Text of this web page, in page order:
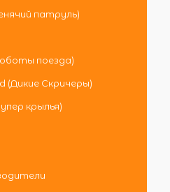
патруль)
поезда)
(Дикие Скричеры)
крылья)